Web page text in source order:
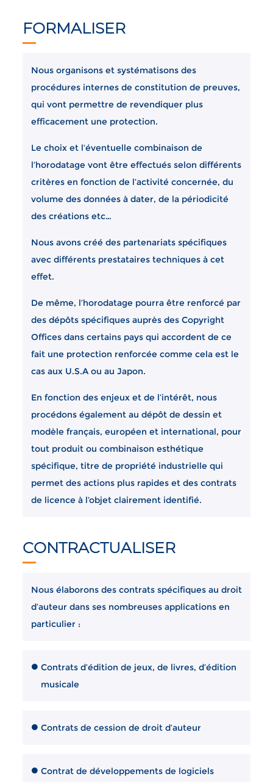
FORMALISER
Nous organisons et systématisons des
procédures internes de constitution de preuves,
qui vont permettre de revendiquer plus
efficacement une protection.
Le choix et l’éventuelle combinaison de
l’horodatage vont être effectués selon différents
critères en fonction de l’activité concernée, du
volume des données à dater, de la périodicité
des créations etc…
Nous avons créé des partenariats spécifiques
avec différents prestataires techniques à cet
effet.
De même, l’horodatage pourra être renforcé par
des dépôts spécifiques auprès des Copyright
Offices dans certains pays qui accordent de ce
fait une protection renforcée comme cela est le
cas aux U.S.A ou au Japon.
En fonction des enjeux et de l’intérêt, nous
procédons également au dépôt de dessin et
modèle français, européen et international, pour
tout produit ou combinaison esthétique
spécifique, titre de propriété industrielle qui
permet des actions plus rapides et des contrats
de licence à l’objet clairement identifié.
CONTRACTUALISER
Nous élaborons des contrats spécifiques au droit
d’auteur dans ses nombreuses applications en
particulier :
Contrats d’édition de jeux, de livres, d’édition
musicale
Contrats de cession de droit d’auteur
Contrat de développements de logiciels